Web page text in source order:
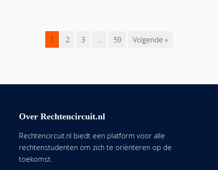
1 2 3 … 59 Volgende »
Over Rechtencircuit.nl
Rechtencircuit.nl biedt een platform voor alle
rechtenstudenten om zich te oriënteren op de
toekomst.